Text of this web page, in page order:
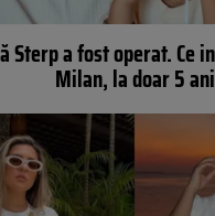
Sterp a fost operat. Ce
Milan, la doar 5 ani